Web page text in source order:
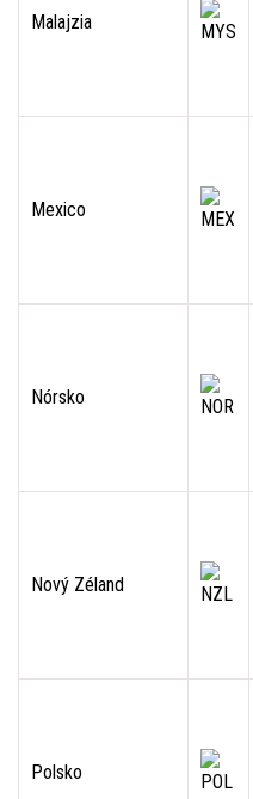
Malajzia
Mexico
Nórsko
Nový Zéland
Polsko